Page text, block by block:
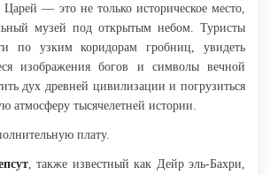
— это не только историческое место,
музей под открытым небом. Туристы
по узким коридорам гробниц, увидеть
изображения богов и символы вечной
дух древней цивилизации и погрузиться
атмосферу тысячелетней истории.
плату.
, также известный как Дейр эль-Бахри,